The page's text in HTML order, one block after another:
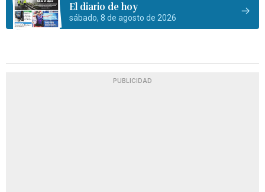
El diario de hoy
sábado, 8 de agosto de 2026
PUBLICIDAD